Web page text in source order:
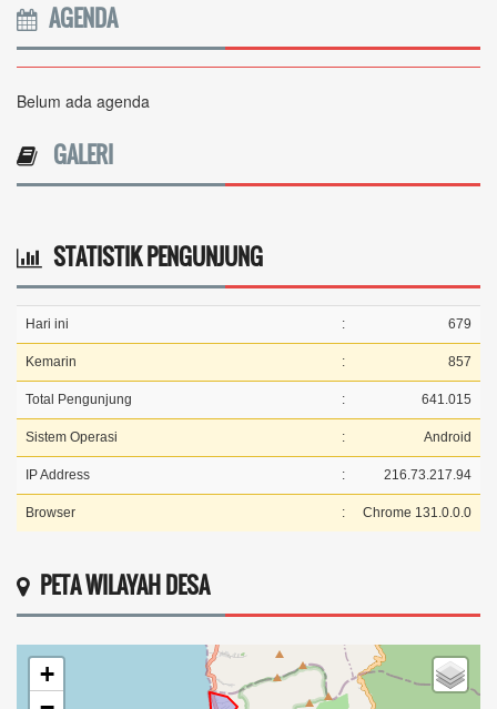
AGENDA
Belum ada agenda
GALERI
STATISTIK PENGUNJUNG
Hari ini : 679
Kemarin : 857
Total Pengunjung : 641.015
Sistem Operasi : Android
IP Address : 216.73.217.94
Browser : Chrome 131.0.0.0
PETA WILAYAH DESA
+